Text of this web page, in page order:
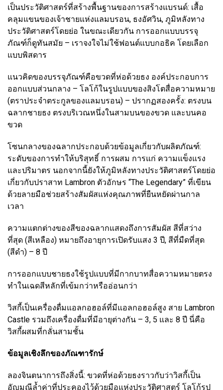
เป็นประวัติศาสตร์ที่สร้างพื้นฐานของการสร้างแบรนด์: เสื้อ
คลุมแขนของเจ้าชายแห่งแลมบรอน, ธงอัศวิน, ภูมิหลังทาง
ประวัติศาสตร์โดยย่อ ในขณะเดียวกัน การออกแบบบรรจุ
ภัณฑ์ก็ดูทันสมัย ​​– เราจงใจไม่ใช้ฟอนต์แบบกอธิค โดยเลือก
แบบพิสดาร
แนวคิดของบรรจุภัณฑ์คือขวดที่ห่อด้วยธง องค์ประกอบการ
ออกแบบส่วนกลาง – โลโก้ในรูปแบบของสิงโตสื่อความหมาย
(ตราประจำตระกูลของแลมบรอน) – ปรากฏสองครั้ง: ตรงบน
ฉลากชายธง ตรงบริเวณหนึ่งในสามบนของขวด และบนคอ
ขวด
โซนกลางของฉลากประกอบด้วยข้อมูลเกี่ยวกับผลิตภัณฑ์:
ระดับของการทำให้บริสุทธิ์ การผสม การแก่ ความแข็งแรง
และปริมาตร นอกจากนี้ยังให้ภูมิหลังทางประวัติศาสตร์โดยย่อ
เกี่ยวกับปราสาท Lambron ตัวอักษร “The Legendary” ที่เขียน
ด้วยลายมือช่วยสร้างสัมผัสแห่งคุณภาพที่ยืนหยัดผ่านกาล
เวลา
ความแตกต่างของสีของฉลากแสดงถึงการสัมผัส สีที่สว่าง
ที่สุด (สีเหลือง) หมายถึงอายุการเปิดรับแสง 3 ปี, สีที่มืดที่สุด
(สีดำ) – 8 ปี
การออกแบบชายธงใช้รูปแบบที่มีกากบาทสื่อความหมายตรง
ทำในเฉดสีหลักที่เข้มกว่าหรืออ่อนกว่า
วิสกี้เป็นเครื่องดื่มแอลกอฮอล์ที่มีแอลกอฮอล์สูง สาย Lambron
Castle รวมถึงเครื่องดื่มที่มีอายุต่างกัน – 3, 5 และ 8 ปี นี่คือ
วิสกี้ผสมที่กลั่นสามชั้น
ข้อมูลเชิงลึกของภัณฑารักษ์
ลองจินตนาการถึงสิ่งนี้: ขวดที่ห่อด้วยธงราวกับว่าวิสกี้เป็น
อัญมณีล้ำค่าที่ประคองไว้ด้วยมือแห่งประวัติศาสตร์ โลโก้รูป